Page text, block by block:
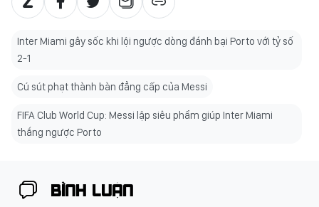
Inter Miami gây sốc khi lội ngược dòng đánh bại Porto với tỷ số
2-1
Cú sút phạt thành bàn đẳng cấp của Messi
FIFA Club World Cup: Messi lập siêu phẩm giúp Inter Miami
thắng ngược Porto
BÌNH LUẬN